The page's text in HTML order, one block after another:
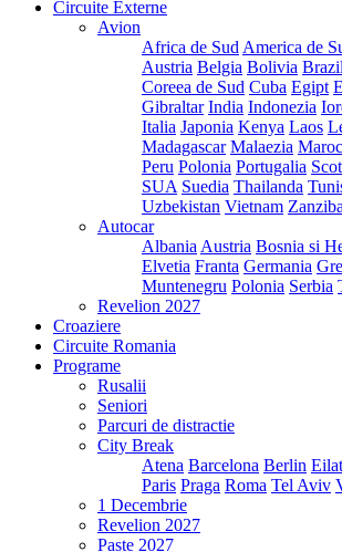
Circuite Externe
Avion
Africa de Sud America de
Austria Belgia Bolivia
Coreea de Sud Cuba Egipt
Gibraltar India Indonezia
Italia Japonia Kenya Laos
Madagascar Malaezia Maroc
Peru Polonia Portugalia
SUA Suedia Thailanda
Uzbekistan Vietnam
Autocar
Albania Austria Bosnia si
Elvetia Franta Germania
Muntenegru Polonia Serbia
Revelion 2027
Croaziere
Circuite Romania
Programe
Rusalii
Seniori
Parcuri de distractie
City Break
Atena Barcelona Berlin Eilat
Paris Praga Roma Tel Aviv
1 Decembrie
Revelion 2027
Paste 2027